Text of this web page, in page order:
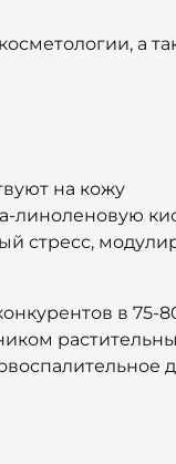
а
на кожу
линоленовую
стресс,
в 75-